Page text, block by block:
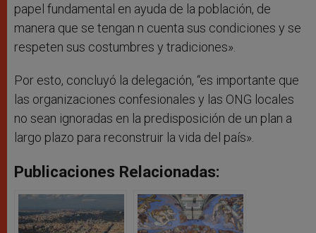
papel fundamental en ayuda de la población, de
manera que se tengan n cuenta sus condiciones y se
respeten sus costumbres y tradiciones».
Por esto, concluyó la delegación, “es importante que
las organizaciones confesionales y las ONG locales
no sean ignoradas en la predisposición de un plan a
largo plazo para reconstruir la vida del país».
Publicaciones Relacionadas: